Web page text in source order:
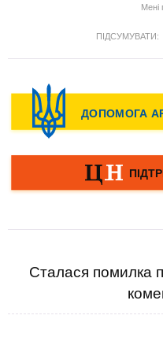
Мені
ПІДСУМУВАТИ:
Сталася помилка